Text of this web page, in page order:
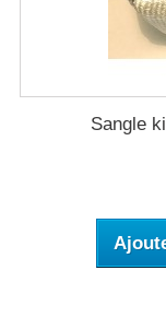
Sangle